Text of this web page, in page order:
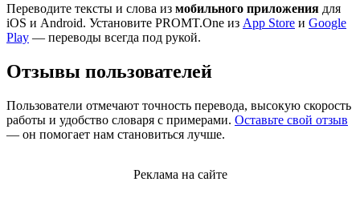
Переводите тексты и слова из мобильного приложения для
iOS и Android. Установите PROMT.One из App Store и Google
Play — переводы всегда под рукой.
Отзывы пользователей
Пользователи отмечают точность перевода, высокую скорость
работы и удобство словаря с примерами. Оставьте свой отзыв
— он помогает нам становиться лучше.
Реклама на сайте